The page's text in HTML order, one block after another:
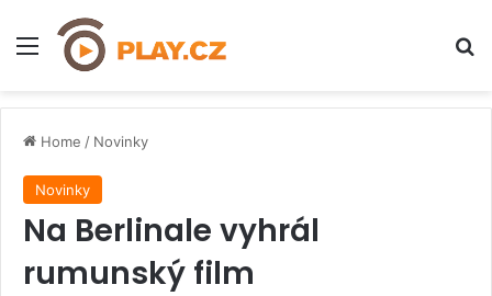
Menu
Home / Novinky
Novinky
Na Berlinale vyhrál
rumunský film